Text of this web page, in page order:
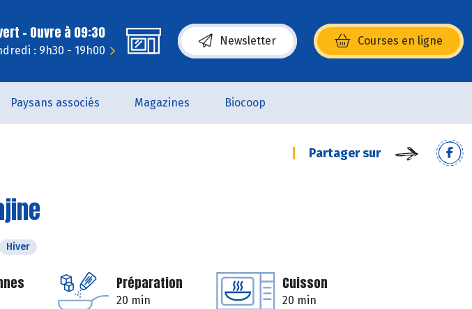
- Ouvre à 09:30
: 9h30 - 19h00
Newsletter Courses en ligne
(s’ouvre dans une nouvelle fenêtre)
Paysans associés Magazines Biocoop
Partager sur
Hiver
Préparation
20 min
Cuisson
20 min